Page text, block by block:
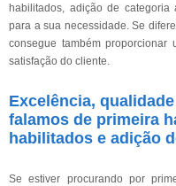
habilitados, adição de
para a sua necessidade. Se
consegue também
satisfação do cliente.
Excelência,
falamos de primeira
habilitados e adição
Se estiver procurando por